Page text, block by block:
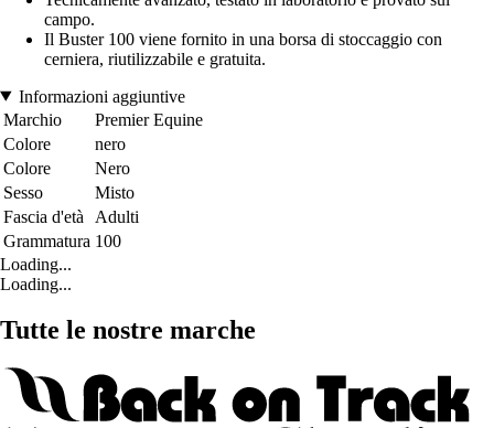
campo.
Il Buster 100 viene fornito in una borsa di stoccaggio con
cerniera, riutilizzabile e gratuita.
Informazioni aggiuntive
Marchio
Premier Equine
Colore
nero
Colore
Nero
Sesso
Misto
Fascia d'età
Adulti
Grammatura 100
Loading...
Loading...
Tutte le nostre marche